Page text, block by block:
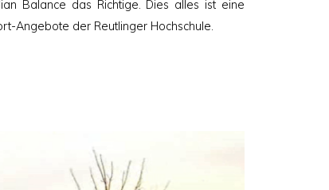
Balance das Richtige. Dies alles ist eine
Angebote der Reutlinger Hochschule.